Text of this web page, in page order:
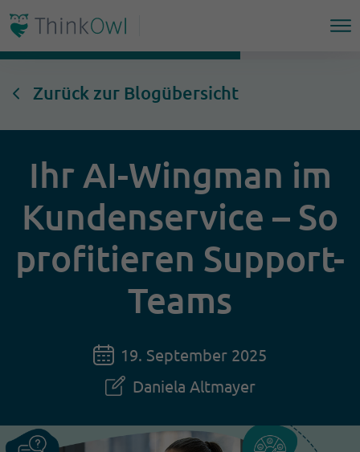
Zurück zur Blogübersicht
Ihr AI-Wingman im
Kundenservice – So
profitieren Support-
Teams
19. September 2025
Daniela Altmayer